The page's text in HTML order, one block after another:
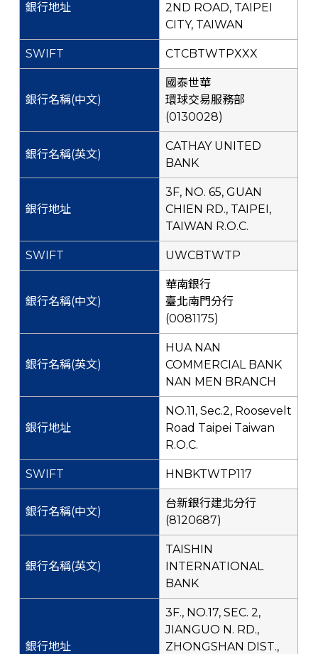
2ND ROAD, TAIPEI
CITY, TAIWAN
CTCBTWTPXXX
國泰世華
環球交易服務部
(0130028)
CATHAY UNITED
BANK
3F, NO. 65, GUAN
CHIEN RD., TAIPEI,
TAIWAN R.O.C.
UWCBTWTP
華南銀行
臺北南門分行
(0081175)
HUA NAN
COMMERCIAL BANK
NAN MEN BRANCH
NO.11, Sec.2, Roosevelt
Road Taipei Taiwan
R.O.C.
HNBKTWTP117
台新銀行建北分行
(8120687)
TAISHIN
INTERNATIONAL
BANK
3F., NO.17, SEC. 2,
JIANGUO N. RD.,
ZHONGSHAN DIST.,